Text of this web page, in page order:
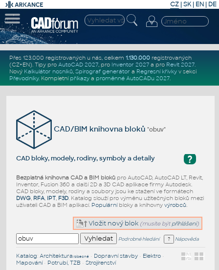
CZ | SK| EN | DE
Přes 123.000 registrovaných u nás, celkem 1.130.000registrovaných
(CZ+EN). Tipy pro AutoCAD 2027, pro Inventor 2027a pro Revit 2027.
Nový Kalkulátor nosníků, Spirograf generátor a Regresní křivkyv sekci
Převodníky. Kompletní příkazya proměnné AutoCADu 2027.
CAD/BIM knihovna bloků"obuv"
?
CAD bloky, modely, rodiny, symboly a detaily
Bezplatná knihovna CAD a BIM blokůpro AutoCAD, AutoCAD LT, Revit,
Inventor, Fusion 360 a další 2D a 3D CAD aplikace firmy Autodesk.
CAD bloky, modely, rodiny a soubory jsou ke stažení ve formátech
DWG, RFA, IPT, F3D. Katalog slouží pro výměnu užitečných bloků mezi
uživateli CAD a BIM aplikací. Populárníbloky a knihovny výrobců.
Vložit nový blok (musíte být přihlášeni)
Podrobné hledání Nápověda
Katalog: Architektura/obecné• Dopravní stavby• Elektro•
Mapování• Potrubí, TZB • Strojírenství